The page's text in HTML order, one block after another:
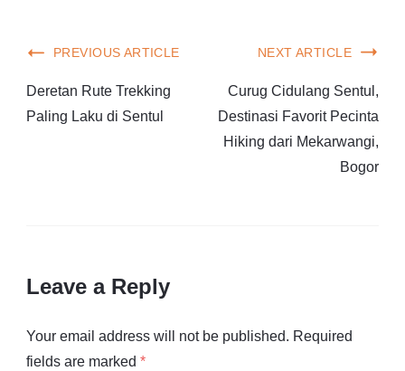
PREVIOUS ARTICLE
Deretan Rute Trekking
Paling Laku di Sentul
NEXT ARTICLE
Curug Cidulang Sentul,
Destinasi Favorit Pecinta
Hiking dari Mekarwangi,
Bogor
Leave a Reply
Your email address will not be published. Required
fields are marked *